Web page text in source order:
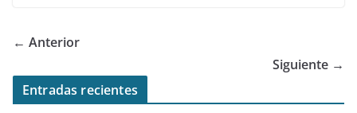
← Anterior
Siguiente →
Entradas recientes